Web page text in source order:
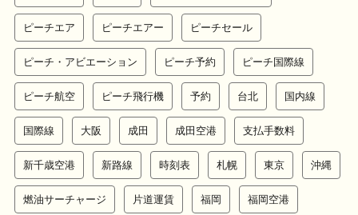
ピーチエア ピーチエアー ピーチセール
ピーチ・アビエーション ピーチ予約 ピーチ国際線
ピーチ航空 ピーチ飛行機 予約 台北 国内線
国際線 大阪 成田 成田空港 支払手数料
新千歳空港 新路線 時刻表 札幌 東京 沖縄
燃油サーチャージ 片道運賃 福岡 福岡空港